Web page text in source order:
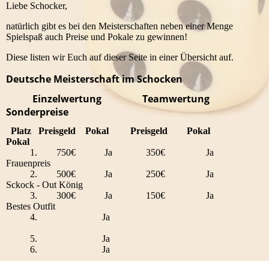
Liebe Schocker,
natürlich gibt es bei den Meisterschaften neben einer Menge
Spielspaß auch Preise und Pokale zu gewinnen!
Diese listen wir Euch auf dieser Seite in einer Übersicht auf.
Deutsche Meisterschaft im Schocken
Einzelwertung Teamwertung
Sonderpreise
Platz Preisgeld Pokal Preisgeld Pokal
Pokal
1. 750€ Ja 350€ Ja
Frauenpreis
2. 500€ Ja 250€ Ja
Sckock - Out König
3. 300€ Ja 150€ Ja
Bestes Outfit
4. Ja
5. Ja
6. Ja